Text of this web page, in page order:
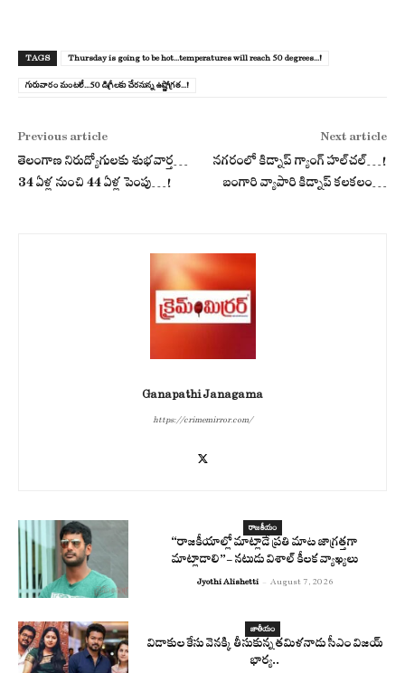
TAGS Thursday is going to be hot...temperatures will reach 50 degrees...!
గురువారం మంట‌లే...50 డిగ్రీలకు చేరనున్న ఉష్ణోగ్రత...!
Previous article
తెలంగాణ నిరుద్యోగులకు శుభవార్త…
34 ఏళ్ల నుంచి 44 ఏళ్ల పెంపు…!
Next article
న‌గ‌రంలో కిడ్నాప్ గ్యాంగ్ హ‌ల్‌చ‌ల్‌…!
బంగారి వ్యాపారి కిడ్నాప్ క‌ల‌క‌లం…
Ganapathi Janagama
https://crimemirror.com/
రాజకీయం
“రాజకీయాల్లో మాట్లాడే ప్రతి మాట జాగ్రత్తగా
మాట్లాడాలి”- నటుడు విశాల్ కీలక వ్యాఖ్యలు
Jyothi Alishetti - August 7, 2026
జాతీయం
విడాకుల కేసు వెనక్కి తీసుకున్న తమిళనాడు సీఎం విజయ్
భార్య..